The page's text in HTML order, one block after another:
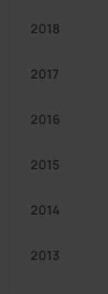
2018
2017
2016
2015
2014
2013